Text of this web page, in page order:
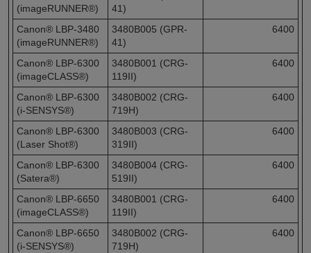
(imageRUNNER®)
41)
Canon® LBP-3480
(imageRUNNER®)
3480B005 (GPR-
41)
6400
Canon® LBP-6300
(imageCLASS®)
3480B001 (CRG-
119II)
6400
Canon® LBP-6300
(i-SENSYS®)
3480B002 (CRG-
719H)
6400
Canon® LBP-6300
(Laser Shot®)
3480B003 (CRG-
319II)
6400
Canon® LBP-6300
(Satera®)
3480B004 (CRG-
519II)
6400
Canon® LBP-6650
(imageCLASS®)
3480B001 (CRG-
119II)
6400
Canon® LBP-6650
(i-SENSYS®)
3480B002 (CRG-
719H)
6400